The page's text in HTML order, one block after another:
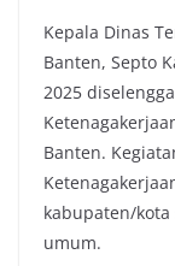
Kepala Dinas
Banten, Septo
2025
Banten.
kabupaten/
umum.